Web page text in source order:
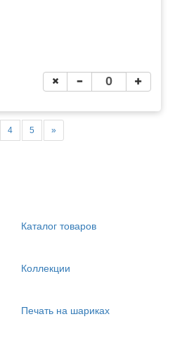
4 5 »
Каталог товаров
Коллекции
Печать на шариках